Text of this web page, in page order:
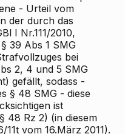
- Urteil vom
der durch das
I Nr.111/2010,
39 Abs 1 SMG
bei
2, 4 und 5 SMG
gefällt, sodass -
§ 48 SMG - diese
ist
48 Rz 2) (in diesem
vom 16.März 2011).